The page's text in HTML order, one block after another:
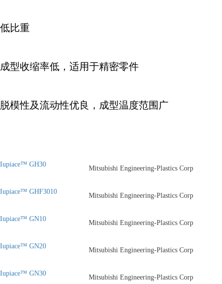
低比重
成型收缩率低，适用于精密零件
脱模性及流动性优良，成型温度范围广
Iupiace™ GH30
Mitsubishi Engineering-Plastics Corp
Iupiace™ GHF3010
Mitsubishi Engineering-Plastics Corp
Iupiace™ GN10
Mitsubishi Engineering-Plastics Corp
Iupiace™ GN20
Mitsubishi Engineering-Plastics Corp
Iupiace™ GN30
Mitsubishi Engineering-Plastics Corp